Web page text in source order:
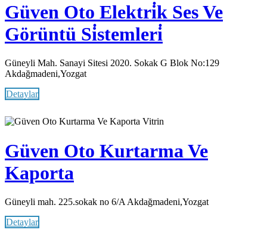
Güven Oto Elektri̇k Ses Ve
Görüntü Si̇stemleri̇
Güneyli Mah. Sanayi Sitesi 2020. Sokak G Blok No:129
Akdağmadeni,Yozgat
Detaylar
Vitrin
Güven Oto Kurtarma Ve
Kaporta
Güneyli mah. 225.sokak no 6/A Akdağmadeni,Yozgat
Detaylar